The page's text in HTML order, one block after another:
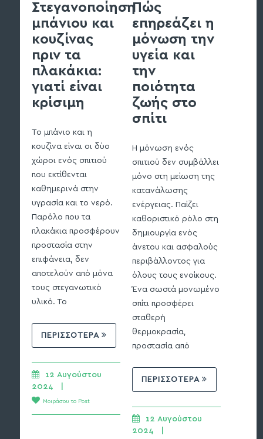
Στεγανοποίηση
μπάνιου και
κουζίνας
πριν τα
πλακάκια:
γιατί είναι
κρίσιμη
Το μπάνιο και η
κουζίνα είναι οι δύο
χώροι ενός σπιτιού
που εκτίθενται
καθημερινά στην
υγρασία και το νερό.
Παρόλο που τα
πλακάκια προσφέρουν
προστασία στην
επιφάνεια, δεν
αποτελούν από μόνα
τους στεγανωτικό
υλικό. Το
ΠΕΡΙΣΣΟΤΕΡΑ
12 Αυγούστου
2024   |
Μοιράσου το Post
Πώς
επηρεάζει η
μόνωση την
υγεία και
την
ποιότητα
ζωής στο
σπίτι
Η μόνωση ενός
σπιτιού δεν συμβάλλει
μόνο στη μείωση της
κατανάλωσης
ενέργειας. Παίζει
καθοριστικό ρόλο στη
δημιουργία ενός
άνετου και ασφαλούς
περιβάλλοντος για
όλους τους ενοίκους.
Ένα σωστά μονωμένο
σπίτι προσφέρει
σταθερή
θερμοκρασία,
προστασία από
ΠΕΡΙΣΣΟΤΕΡΑ
12 Αυγούστου
2024   |